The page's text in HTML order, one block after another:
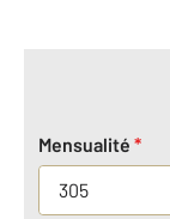
Mensualité *